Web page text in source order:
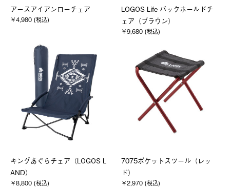
アースアイアンローチェア
￥4,980 (税込)
LOGOS Life バックホールドチ
ェア（ブラウン）
￥9,680 (税込)
キングあぐらチェア（LOGOS L
AND）
￥8,800 (税込)
7075ポケットスツール（レッ
ド）
￥2,970 (税込)